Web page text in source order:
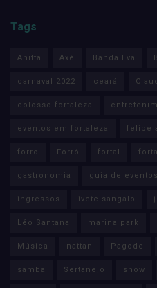
Tags
Anitta Axé Banda Eva
carnaval 2022 ceará
colosso fortaleza
eventos em fortaleza felipe
forro Forró fortal
gastronomia guia de eventos
ingressos ivete sangalo
Léo Santana marina park
Música nattan Pagode
samba Sertanejo show